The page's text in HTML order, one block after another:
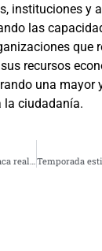
instituciones y
las
que
recursos
una mayor
la ciudadanía.
Expo Turismo 2023: Salamanca realizará el lanzamiento de la temporada de verano 2024